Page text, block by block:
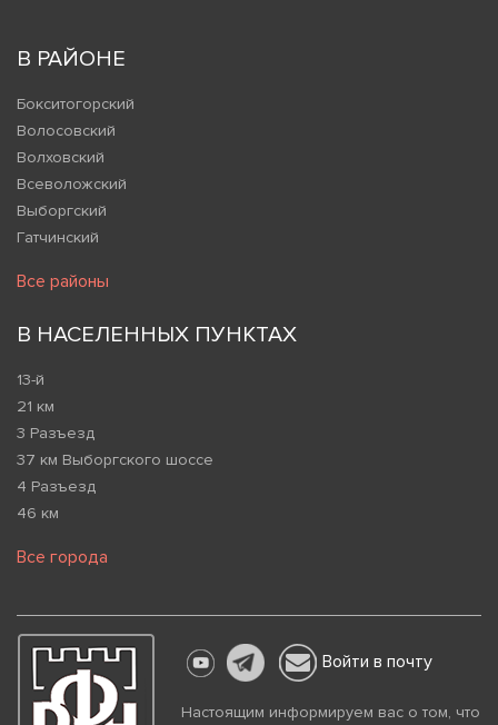
В РАЙОНЕ
Бокситогорский
Волосовский
Волховский
Всеволожский
Выборгский
Гатчинский
Все районы
В НАСЕЛЕННЫХ ПУНКТАХ
13-й
21 км
3 Разъезд
37 км Выборгского шоссе
4 Разъезд
46 км
Все города
Войти в почту
Настоящим информируем вас о том, что